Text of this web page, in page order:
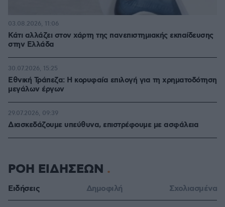
Κάτι αλλάζει στον χάρτη της πανεπιστημιακής εκπαίδευσης
στην Ελλάδα
03.08.2026, 11:06
Εθνική Τράπεζα: Η κορυφαία επιλογή για τη χρηματοδότηση
μεγάλων έργων
30.07.2026, 15:25
Διασκεδάζουμε υπεύθυνα, επιστρέφουμε με ασφάλεια
29.07.2026, 09:39
ΡΟΗ ΕΙΔΗΣΕΩΝ
Ειδήσεις Δημοφιλή Σχολιασμένα